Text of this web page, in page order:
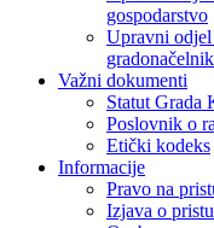
gospodarstvo
Upravni odjel
Važni dokumenti
Statut Grada
Poslovnik o
Etički kodeks
Informacije
Pravo na
Izjava o